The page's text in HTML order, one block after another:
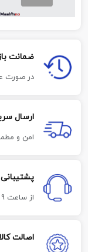
ضمانت
در صورت
ارسال
امن و
از ساعت 9 تا 18
اصالت کالا